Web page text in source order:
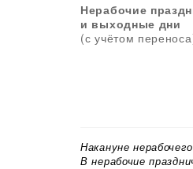
Нерабочие
и выходные дни
(с учётом
Накануне
В нерабочие